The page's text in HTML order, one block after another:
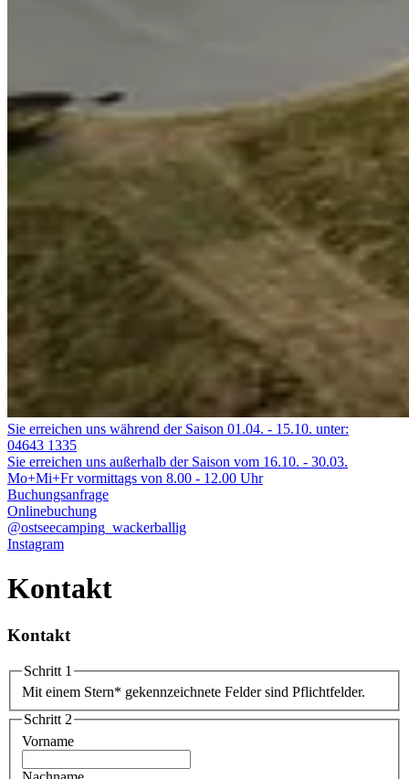
Sie erreichen uns während der Saison 01.04. - 15.10. unter:
04643 1335
Sie erreichen uns außerhalb der Saison vom 16.10. - 30.03.
Mo+Mi+Fr vormittags von 8.00 - 12.00 Uhr
Buchungsanfrage
Onlinebuchung
@ostseecamping_wackerballig
Instagram
Kontakt
Kontakt
Schritt 1
Mit einem Stern* gekennzeichnete Felder sind Pflichtfelder.
Schritt 2
Vorname